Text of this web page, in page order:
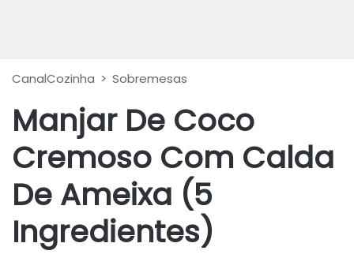
CanalCozinha > Sobremesas
Manjar De Coco
Cremoso Com Calda
De Ameixa (5
Ingredientes)